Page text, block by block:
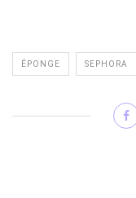
ÉPONGE SEPHORA